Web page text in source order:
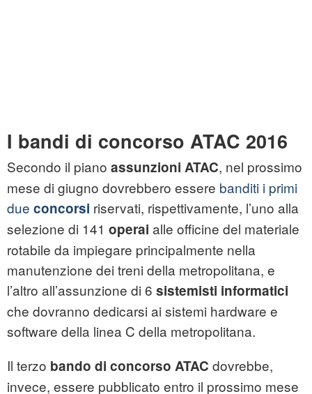
I bandi di concorso ATAC 2016
Secondo il piano assunzioni ATAC, nel prossimo
mese di giugno dovrebbero essere banditi i primi
due concorsi riservati, rispettivamente, l’uno alla
selezione di 141 operai alle officine del materiale
rotabile da impiegare principalmente nella
manutenzione dei treni della metropolitana, e
l’altro all’assunzione di 6 sistemisti informatici
che dovranno dedicarsi ai sistemi hardware e
software della linea C della metropolitana.
Il terzo bando di concorso ATAC dovrebbe,
invece, essere pubblicato entro il prossimo mese